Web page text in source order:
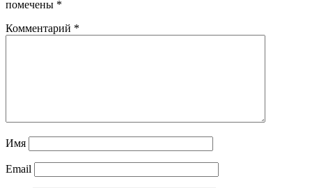
помечены *
Комментарий *
Имя
Email